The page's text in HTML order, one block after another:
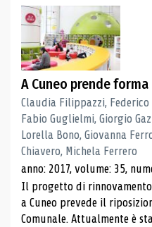
A Cuneo prende
Claudia Filippazzi, Federico
Fabio Guglielmi, Giorgio
Lorella Bono, Giovanna
Chiavero, Michela Ferrero
anno: 2017, volume: 35,
Il progetto di
a Cuneo prevede il
Comunale. Attualmente è